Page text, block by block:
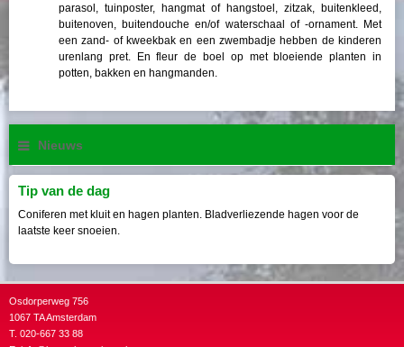
parasol, tuinposter, hangmat of hangstoel, zitzak, buitenkleed,
buitenoven, buitendouche en/of waterschaal of -ornament. Met
een zand- of kweekbak en een zwembadje hebben de kinderen
urenlang pret. En fleur de boel op met bloeiende planten in
potten, bakken en hangmanden.
Nieuws
Tip van de dag
Coniferen met kluit en hagen planten. Bladverliezende hagen voor de
laatste keer snoeien.
Osdorperweg 756
1067 TA Amsterdam
T. 020-667 33 88